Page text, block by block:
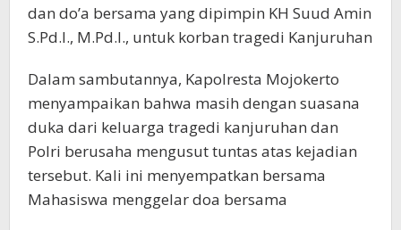
dan do’a bersama yang dipimpin KH Suud Amin
S.Pd.I., M.Pd.I., untuk korban tragedi Kanjuruhan
Dalam sambutannya, Kapolresta Mojokerto
menyampaikan bahwa masih dengan suasana
duka dari keluarga tragedi kanjuruhan dan
Polri berusaha mengusut tuntas atas kejadian
tersebut. Kali ini menyempatkan bersama
Mahasiswa menggelar doa bersama